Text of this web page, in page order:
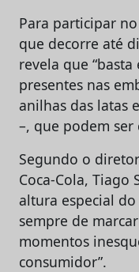
Para participar
que decorre até
revela que
presentes nas
anilhas das latas
–, que podem
Segundo o
Coca-Cola, Tiago
altura especial
sempre de
momentos
consumidor”.